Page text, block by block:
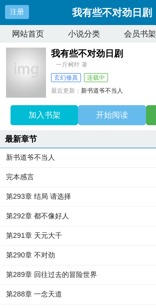
注册 我有些不对劲日剧
网站首页 小说分类 会员书架
我有些不对劲日剧
一斤树叶 著
玄幻修真
连载中
最近更新：新书道爷不当人
加入书架 开始阅读
最新章节
新书道爷不当人
完本感言
第293章 结局 请选择
第292章 都不像好人
第291章 天元大千
第290章 不对劲
第289章 回往过去的冒险世界
第288章 一念天道